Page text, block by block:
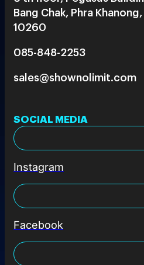
Bang Chak, Phra
10260
085-848-2253
sales@shownolimit.com
SOCIAL MEDIA
Instagram
Facebook